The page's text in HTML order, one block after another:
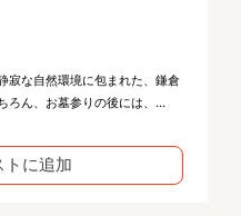
寂な自然環境に包まれた、鎌倉
ろん、お墓参りの後には、...
トに追加